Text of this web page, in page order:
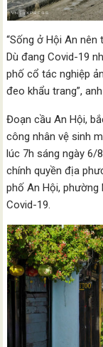
“Sống ở Hội An
Dù đang Covid-19
phố cổ tác nghiệp
đeo khẩu trang”,
Đoạn cầu An Hội,
công nhân vệ sinh
lúc 7h sáng ngày 6/
chính quyền địa
phố An Hội,
Covid-19.